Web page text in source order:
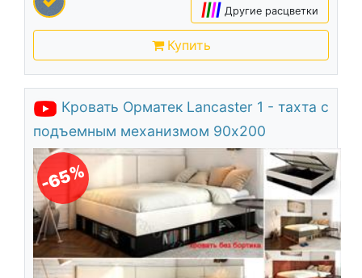
|||| Другие расцветки
Купить
Кровать Орматек Lancaster 1 - тахта с
подъемным механизмом 90х200
-65%